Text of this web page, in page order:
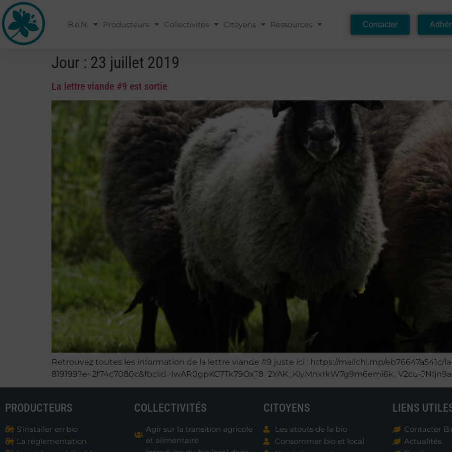
B.e.N. Producteurs Collectivités Citoyens Ressources Contacter
Jour : 23 juillet 2019
La lettre viande #9 est sortie
Retrouvez toutes les information de la lettre viande #9 juste ici : https://mailchi.mp/
819199?e=2f74c7080c&fbclid=IwAR0gpKC7Tk79OxT8_2YAK_KiyMnxrkW7g9m6emi6k_V2cu-
PRODUCTEURS
S'installer en bio
La réglementation
COLLECTIVITÉS
Agir sur la transition agricole
et alimentaire
CITOYENS
Les atouts de la bio
Consommer bio et local
LIENS
Contacter
Actualités